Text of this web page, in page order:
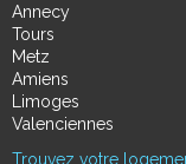
Annecy
Tours
Metz
Amiens
Limoges
Valenciennes
Trouvez votre